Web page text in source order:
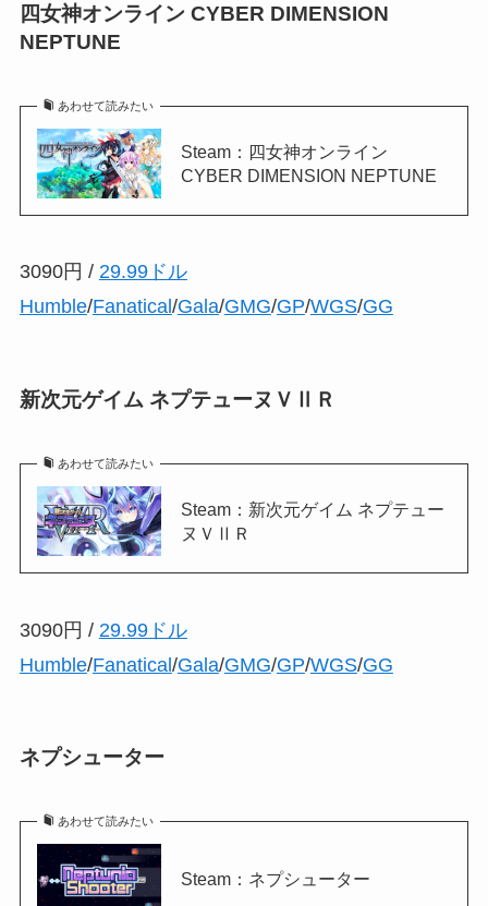
四女神オンライン CYBER DIMENSION
NEPTUNE
あわせて読みたい
Steam：四女神オンライン
CYBER DIMENSION NEPTUNE
3090円 / 29.99ドル
Humble/Fanatical /Gala/GMG/GP/WGS/GG
新次元ゲイム ネプテューヌＶⅡＲ
あわせて読みたい
Steam：新次元ゲイム ネプテュー
ヌＶⅡＲ
3090円 / 29.99ドル
Humble/Fanatical/Gala/GMG/GP/WGS/GG
ネプシューター
あわせて読みたい
Steam：ネプシューター